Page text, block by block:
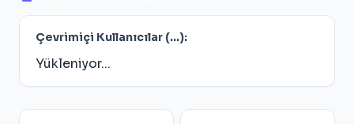
Çevrimiçi Kullanıcılar (...):
Yükleniyor...